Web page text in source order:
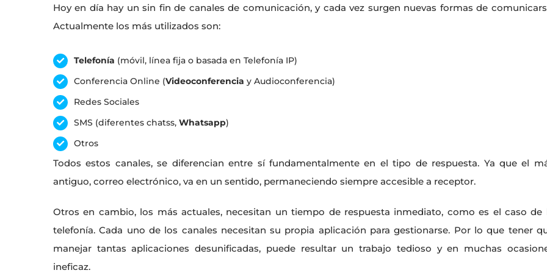
Hoy en día hay un sin fin de canales de comunicación, y cada vez surgen nuevas formas de
Actualmente los más utilizados son:
Telefonía (móvil, línea fija o basada en Telefonía IP)
Conferencia Online (Videoconferencia y Audioconferencia)
Redes Sociales
SMS (diferentes chatss, Whatsapp)
Otros
Todos estos canales, se diferencian entre sí fundamentalmente en el tipo de respuesta. Ya que el
antiguo, correo electrónico, va en un sentido, permaneciendo siempre accesible a receptor.
Otros en cambio, los más actuales, necesitan un tiempo de respuesta inmediato, como es el caso de
telefonía. Cada uno de los canales necesitan su propia aplicación para gestionarse. Por lo que tener
manejar tantas aplicaciones desunificadas, puede resultar un trabajo tedioso y en muchas
ineficaz.